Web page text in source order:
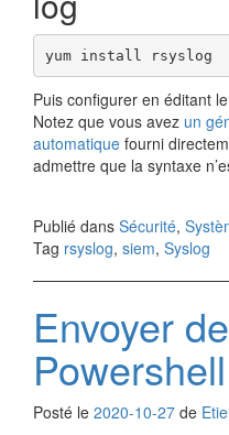
yum install rsyslog
Puis configurer en éditant
Notez que vous avez un
automatique fourni
admettre que la syntaxe
Publié dans Sécurité,
Tag rsyslog, siem, Syslog
Envoyer
Powershell
Posté le 2020-10-27 de